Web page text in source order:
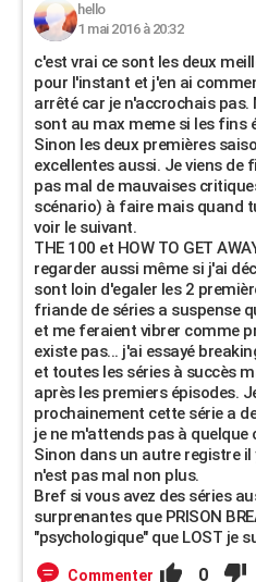
hello
1 mai 2016 à 20:32
c'est vrai ce sont les deux
pour l'instant et j'en ai
arrêté car je n'accrochais
sont au max meme si les fins
Sinon les deux premières
excellentes aussi. Je viens de
pas mal de mauvaises
scénario) à faire mais quand
voir le suivant.
THE 100 et HOW TO GET
regarder aussi même si j'ai
sont loin d'egaler les 2
friande de séries a suspense
et me feraient vibrer comme
existe pas... j'ai essayé
et toutes les séries à succès
après les premiers épisodes.
prochainement cette série a
je ne m'attends pas à quelque
Sinon dans un autre registre il
n'est pas mal non plus.
Bref si vous avez des séries
surprenantes que PRISON
"psychologique" que LOST je
Commenter 0